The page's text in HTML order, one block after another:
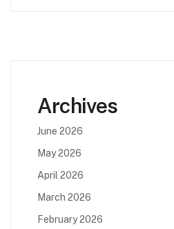
Archives
June 2026
May 2026
April 2026
March 2026
February 2026